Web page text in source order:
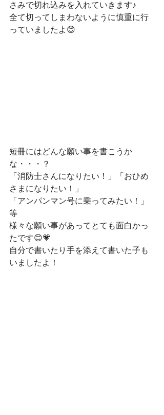
さみで切れ込みを入れていきます♪
全て切ってしまわないように慎重に行
っていましたよ😊
短冊にはどんな願い事を書こうか
な・・・？
「消防士さんになりたい！」「おひめ
さまになりたい！」
「アンパンマン号に乗ってみたい！」
等
様々な願い事があってとても面白かっ
たです😊💗
自分で書いたり手を添えて書いた子も
いましたよ！